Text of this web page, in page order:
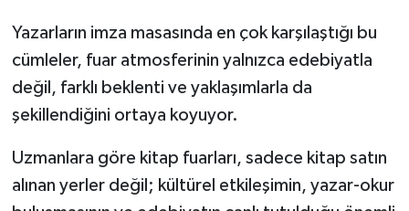
Yazarların imza masasında en çok karşılaştığı bu
cümleler, fuar atmosferinin yalnızca edebiyatla
değil, farklı beklenti ve yaklaşımlarla da
şekillendiğini ortaya koyuyor.
Uzmanlara göre kitap fuarları, sadece kitap satın
alınan yerler değil; kültürel etkileşimin, yazar-okur